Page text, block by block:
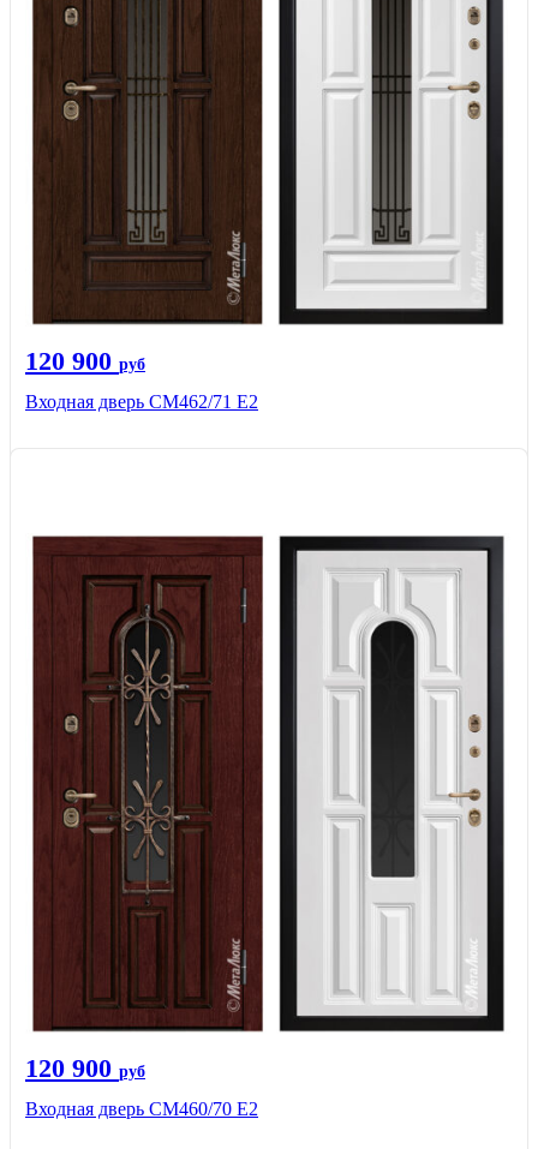
120 900 руб
Входная дверь СМ462/71 Е2
120 900 руб
Входная дверь СМ460/70 Е2